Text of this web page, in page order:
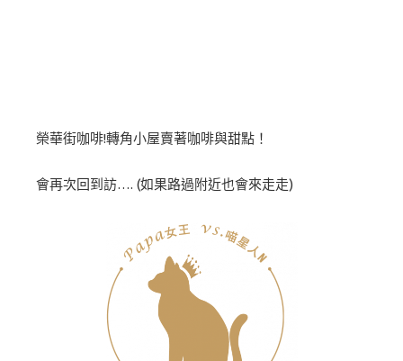
榮華街咖啡!轉角小屋賣著咖啡與甜點！
會再次回到訪…. (如果路過附近也會來走走)